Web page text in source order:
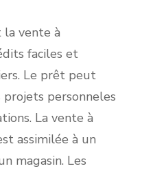
la vente à
faciles et
Le prêt peut
personneles
La vente à
assimilée à un
magasin. Les